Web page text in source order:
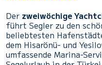
Der zweiwöchige
führt Segler zu den
beliebtesten
dem Hisarönü- und
umfassende Marina-